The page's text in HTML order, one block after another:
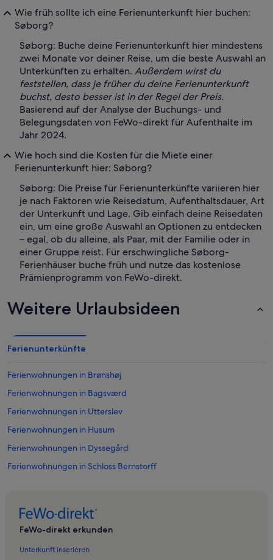
Wie früh sollte ich eine Ferienunterkunft hier buchen:
Søborg?
Søborg: Buche deine Ferienunterkunft hier mindestens
zwei Monate vor deiner Reise, um die beste Auswahl an
Unterkünften zu erhalten. Außerdem wirst du
feststellen, dass je früher du deine Ferienunterkunft
buchst, desto besser ist in der Regel der Preis.
Basierend auf der Analyse der Buchungs- und
Belegungsdaten von FeWo-direkt für Aufenthalte im
Jahr 2024.
Wie hoch sind die Kosten für die Miete einer
Ferienunterkunft hier: Søborg?
Søborg: Die Preise für Ferienunterkünfte variieren hier
je nach Faktoren wie Reisedatum, Aufenthaltsdauer, Art
der Unterkunft und Lage. Gib einfach deine Reisedaten
ein, um eine große Auswahl an Optionen zu entdecken
– egal, ob du alleine, als Paar, mit der Familie oder in
einer Gruppe reist. Für erschwingliche Søborg-
Ferienhäuser buche früh und nutze das kostenlose
Prämienprogramm von FeWo-direkt.
Weitere Urlaubsideen
Ferienunterkünfte
Ferienwohnungen in Brønshøj
Ferienwohnungen in Bagsværd
Ferienwohnungen in Utterslev
Ferienwohnungen in Husum
Ferienwohnungen in Dyssegård
Ferienwohnungen in Schloss Bernstorff
Ferienwohnungen in Nordkopenhagen
FeWo-direkt erkunden
Unterkunft inserieren